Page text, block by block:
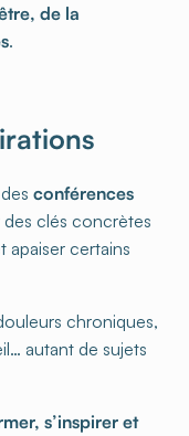
de la
.
conférences
clés concrètes
apaiser certains
chroniques,
autant de sujets
s’inspirer et